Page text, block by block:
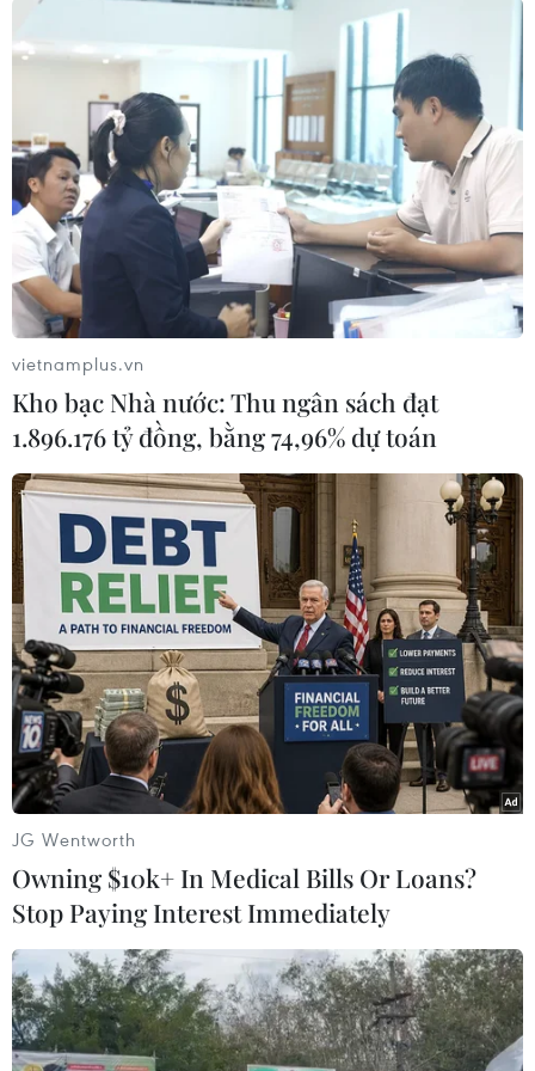
Lực lượng chức năng đang tiếp tục điều tra, làm
rõ nguyên nhân vụ tai nạn./.
(TTXVN/Vietnam+)
#tai nạn liên hoàn #mất lái
#cảnh sát giao thông
#xe ôtô tải
Sơn La
Theo dõi VietnamPlus
TIN LIÊN QUAN
vietnamplus.vn
Kho bạc Nhà nước: Thu ngân sách đạt
1.896.176 tỷ đồng, bằng 74,96% dự toán
JG Wentworth
Owning $10k+ In Medical Bills Or Loans?
Stop Paying Interest Immediately